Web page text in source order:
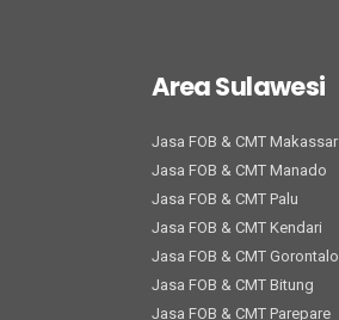
Area Sulawesi
Jasa FOB & CMT Makassar
Jasa FOB & CMT Manado
Jasa FOB & CMT Palu
Jasa FOB & CMT Kendari
Jasa FOB & CMT Gorontalo
Jasa FOB & CMT Bitung
Jasa FOB & CMT Parepare